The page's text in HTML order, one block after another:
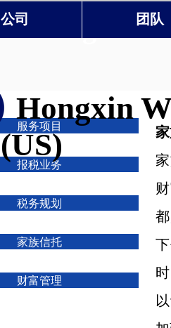
公司 团队
Hongxin
服务项目
报税业务
税务规划
家族信托
财富管理
Hongxin
(US)